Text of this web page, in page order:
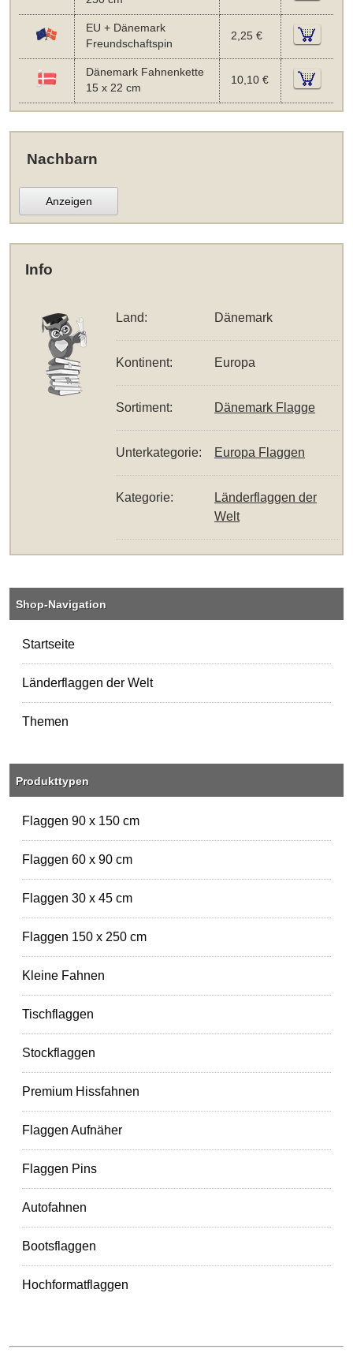
EU + Dänemark
Freundschaftspin
2,25 €
Dänemark Fahnenkette
15 x 22 cm
10,10 €
Nachbarn
Anzeigen
Info
Land: Dänemark
Kontinent: Europa
Sortiment: Dänemark Flagge
Unterkategorie: Europa Flaggen
Kategorie:
Länderflaggen der
Welt
Shop-Navigation
Startseite
Länderflaggen der Welt
Themen
Produkttypen
Flaggen 90 x 150 cm
Flaggen 60 x 90 cm
Flaggen 30 x 45 cm
Flaggen 150 x 250 cm
Kleine Fahnen
Tischflaggen
Stockflaggen
Premium Hissfahnen
Flaggen Aufnäher
Flaggen Pins
Autofahnen
Bootsflaggen
Hochformatflaggen